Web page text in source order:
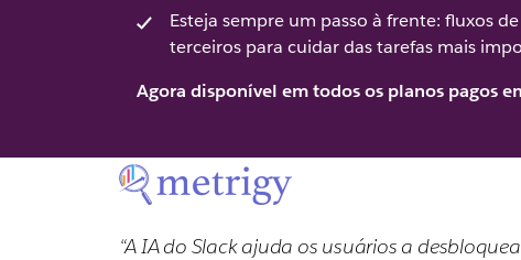
Esteja sempre um passo à frente: fluxos
terceiros para cuidar das tarefas mais
Agora disponível em todos os planos pagos
“A IA do Slack ajuda os usuários a